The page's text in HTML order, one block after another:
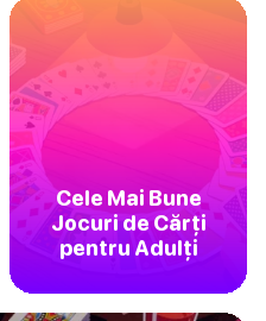
Cele Mai Bune
Jocuri de Cărți
pentru Adulți